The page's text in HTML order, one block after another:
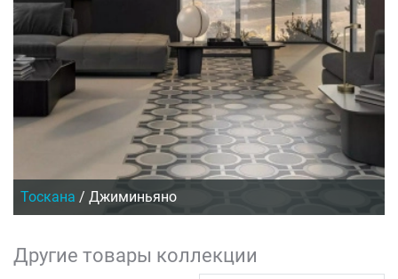
Тоскана / Джиминьяно
Другие товары коллекции